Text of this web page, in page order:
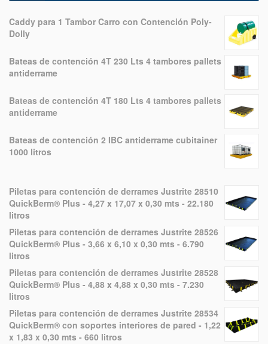
Caddy para 1 Tambor Carro con Contención Poly-
Dolly
Bateas de contención 4T 230 Lts 4 tambores pallets
antiderrame
Bateas de contención 4T 180 Lts 4 tambores pallets
antiderrame
Bateas de contención 2 IBC antiderrame cubitainer
1000 litros
Piletas para contención de derrames Justrite 28510
QuickBerm® Plus - 4,27 x 17,07 x 0,30 mts - 22.180
litros
Piletas para contención de derrames Justrite 28526
QuickBerm® Plus - 3,66 x 6,10 x 0,30 mts - 6.790
litros
Piletas para contención de derrames Justrite 28528
QuickBerm® Plus - 4,88 x 4,88 x 0,30 mts - 7.230
litros
Piletas para contención de derrames Justrite 28534
QuickBerm® con soportes interiores de pared - 1,22
x 1,83 x 0,30 mts - 660 litros